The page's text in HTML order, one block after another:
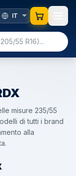
misure 235/55
di tutti i brand
alla